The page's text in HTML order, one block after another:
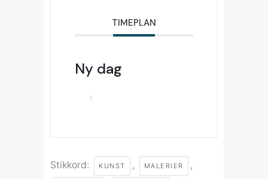
TIMEPLAN
Ny dag
Stikkord: KUNST , MALERIER ,